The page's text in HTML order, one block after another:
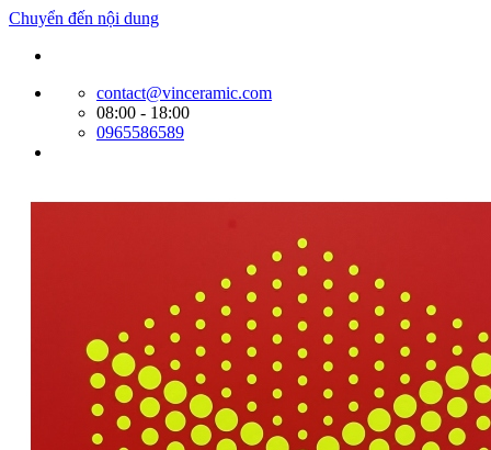
Chuyển đến nội dung
contact@vinceramic.com
08:00 - 18:00
0965586589